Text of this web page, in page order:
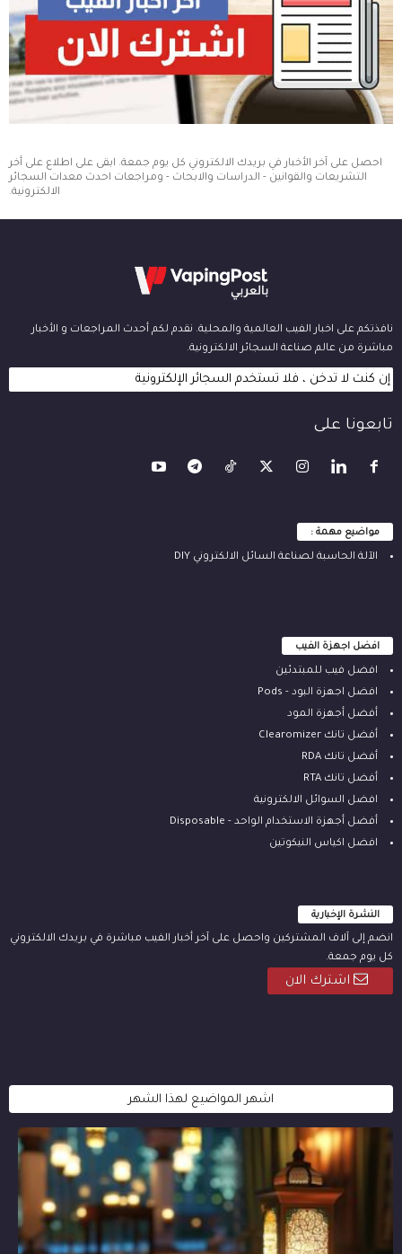
احصل على آخر الأخبار في بريدك الالكتروني كل يوم جمعة. ابقى على اطلاع على أخر
التشريعات والقوانين - الدراسات والابحاث - ومراجعات احدث معدات السجائر
الالكترونية.
نافذتكم على اخبار الفيب العالمية والمحلية. نقدم لكم أحدث المراجعات و الأخبار
مباشرة من عالم صناعة السجائر الالكترونية.
إن كنت لا تدخن ، فلا تستخدم السجائر الإلكترونية
تابعونا على
مواضيع مهمة :
الآلة ‫الحاسبة لصناعة السائل الالكتروني‬ DIY
افضل اجهزة الفيب
افضل فيب للمبتدئين
افضل اجهزة البود - Pods
أفضل أجهزة المود
أفضل تانك Clearomizer
أفضل تانك RDA
أفضل تانك RTA
افضل السوائل الالكترونية
أفضل أجهزة الاستخدام الواحد - Disposable
افضل اكياس النيكوتين
النشرة الإخبارية
انضم إلى آلاف المشتركين واحصل على آخر أخبار الفيب مباشرة في بريدك الالكتروني
كل يوم جمعة.
اشترك الان
اشهر المواضيع لهذا الشهر